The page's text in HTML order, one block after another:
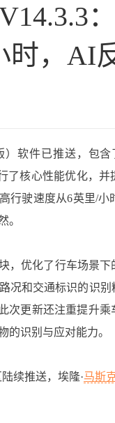
时，AI
）软件已推送，包
了核心性能优化，
行驶速度从6英里/
。
，优化了行车场景
况和交通标识的识
次更新还注重提升
的识别与应对能力。
续推送，埃隆·马斯